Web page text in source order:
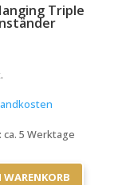
Triple
ca. 5 Werktage
WARENKORB